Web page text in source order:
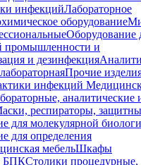
инфекцийЛабораторное
оборудование
Оборудование
промышленности и
и дезинфекция
Прочие
инфекций
аналитические
респираторы,
для молекулярной
для определения
мебельШкафы
БПКСтолики процедурные,